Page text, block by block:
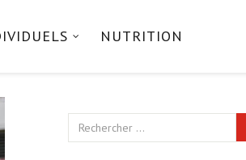
NUTRITION